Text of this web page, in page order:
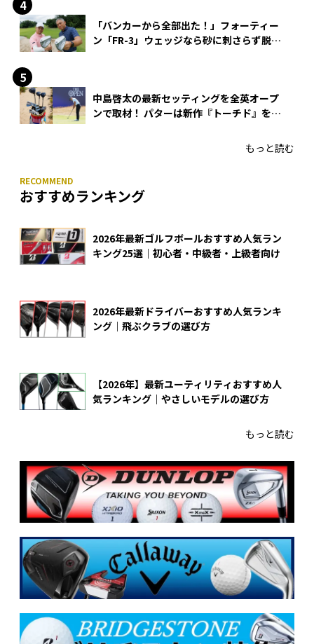
「バンカーから全部出た！」フォーティー
ン「FR-3」ウェッジなら砂に刺さらず脱出
中島啓太の最新セッティングを全英オープ
ンで取材！ パターは新作『トーチド』を投
もっと読む
おすすめランキング
2026年最新ゴルフボールおすすめ人気ラン
キング25選｜初心者・中級者・上級者向け
2026年最新ドライバーおすすめ人気ランキ
ング｜飛ぶクラブの選び方
【2026年】最新ユーティリティおすすめ人
気ランキング｜やさしいモデルの選び方
もっと読む